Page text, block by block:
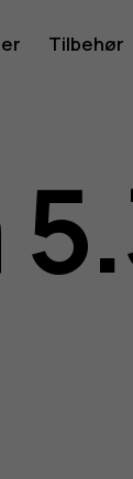
Tilbehør